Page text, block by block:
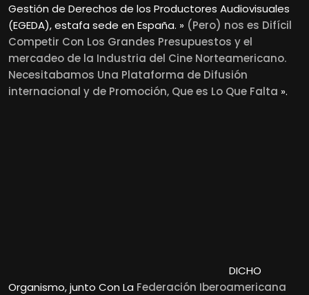
Gestión de Derechos de los Productores Audiovisuales
(EGEDA), estafa sede en España. » (Pero) nos es Difícil
Competir Con Los Grandes Presupuestos y el
mercadeo de la Industria del Cine Norteamericano.
Necesitabamos Una Plataforma de Difusión
internacional y de Promoción, Que es Lo Que Falta ».
DICHO
Organismo, junto Con La Federación Iberoamericana